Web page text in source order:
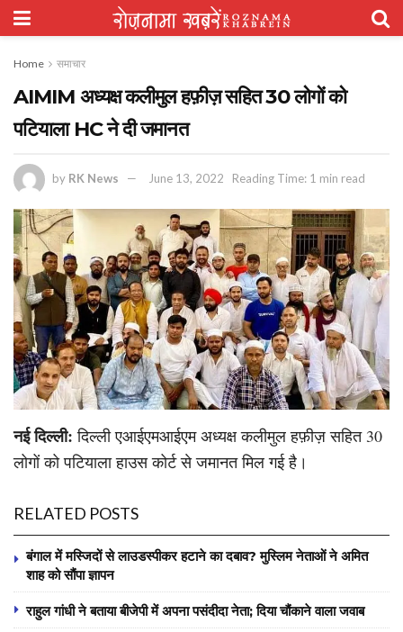
Home समाचार
AIMIM अध्यक्ष कलीमुल हफ़ीज़ सहित 30 लोगों को
पटियाला HC ने दी जमानत
by RK News June 13, 2022 Reading Time: 1 min read
नई दिल्ली: दिल्ली एआईएमआईएम अध्यक्ष कलीमुल हफ़ीज़ सहित 30
लोगों को पटियाला हाउस कोर्ट से जमानत मिल गई है।
RELATED POSTS
बंगाल में मस्जिदों से लाउडस्पीकर हटाने का दबाव? मुस्लिम नेताओं ने अमित
शाह को सौंपा ज्ञापन
राहुल गांधी ने बताया बीजेपी में अपना पसंदीदा नेता; दिया चौंकाने वाला जवाब